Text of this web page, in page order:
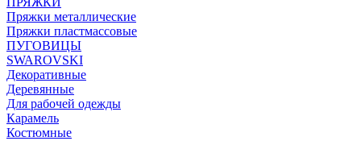
Пряжки металлические
Пряжки пластмассовые
ПУГОВИЦЫ
SWAROVSKI
Декоративные
Деревянные
Для рабочей одежды
Карамель
Костюмные